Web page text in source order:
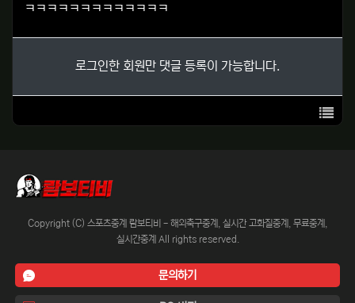
ㅋㅋㅋㅋㅋㅋㅋㅋㅋㅋㅋㅋㅋ
로그인한 회원만 댓글 등록이 가능합니다.
목록
Copyright (C) 스포츠중계 람보티비 - 해외축구중계, 실시간 고화질중계, 무료중계,
실시간중계 All rights reserved.
문의하기